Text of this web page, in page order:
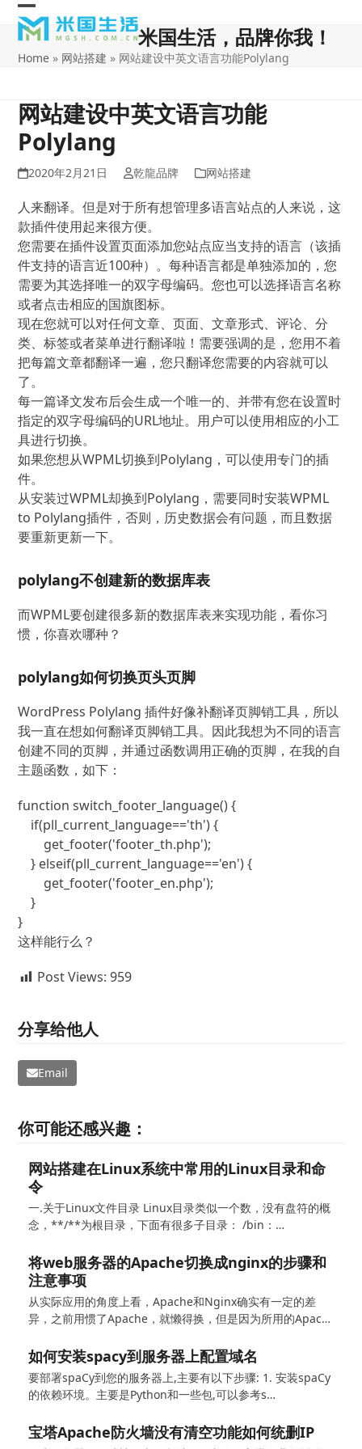
Skip
content
Open
mobile
Close
mobile
米国生活，品牌你我！
Home » 网站搭建 » 网站建设中英文语言功能Polylang
网站建设中英文语言功能
Polylang
2020年2月21日 乾龍品牌 网站搭建
人来翻译。但是对于所有想管理多语言站点的人来说，这
款插件使用起来很方便。
您需要在插件设置页面添加您站点应当支持的语言（该插
件支持的语言近100种）。每种语言都是单独添加的，您
需要为其选择唯一的双字母编码。您也可以选择语言名称
或者点击相应的国旗图标。
现在您就可以对任何文章、页面、文章形式、评论、分
类、标签或者菜单进行翻译啦！需要强调的是，您用不着
把每篇文章都翻译一遍，您只翻译您需要的内容就可以
了。
每一篇译文发布后会生成一个唯一的、并带有您在设置时
指定的双字母编码的URL地址。用户可以使用相应的小工
具进行切换。
如果您想从WPML切换到Polylang，可以使用专门的插
件。
从安装过WPML却换到Polylang，需要同时安装WPML
to Polylang插件，否则，历史数据会有问题，而且数据
要重新更新一下。
polylang不创建新的数据库表
而WPML要创建很多新的数据库表来实现功能，看你习
惯，你喜欢哪种？
polylang如何切换页头页脚
WordPress Polylang 插件好像补翻译页脚销工具，所以
我一直在想如何翻译页脚销工具。因此我想为不同的语言
创建不同的页脚，并通过函数调用正确的页脚，在我的自
主题函数，如下：
function switch_footer_language() {
    } elseif(pll_current_language=='en') {
    }
这样能行么？
Post Views: 959
分享给他人
Email
你可能还感兴趣：
网站搭建在Linux系统中常用的Linux目录和命
令
一.关于Linux文件目录 Linux目录类似一个数，没有盘符的概
念，**/**为根目录，下面有很多子目录： /bin：…
将web服务器的Apache切换成nginx的步骤和
注意事项
从实际应用的角度上看，Apache和Nginx确实有一定的差
异，之前用惯了Apache，就懒得换，但是因为所用的Apac…
如何安装spacy到服务器上配置域名
要部署spaCy到您的服务器上,主要有以下步骤: 1. 安装spaCy
的依赖环境。主要是Python和一些包,可以参考s…
宝塔Apache防火墙没有清空功能如何统删IP